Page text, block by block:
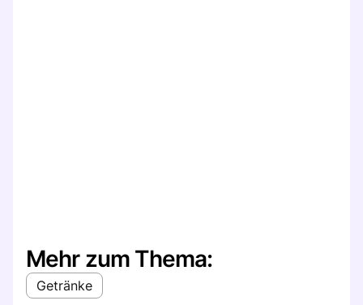
Mehr zum Thema:
Getränke